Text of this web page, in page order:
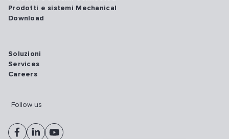
Prodotti e sistemi Mechanical
Download
Soluzioni
Services
Careers
Follow us